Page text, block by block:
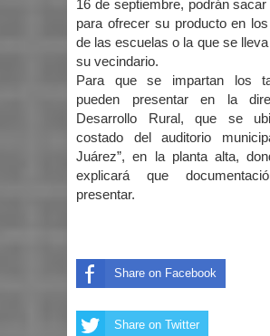
16 de septiembre, podrán
para ofrecer su producto en
de las escuelas o la que se
su vecindario.
Para que se impartan los
pueden presentar en la
Desarrollo Rural, que se
costado del auditorio
Juárez”, en la planta alta,
explicará que
presentar.
Share on Facebook
Share on Twitter